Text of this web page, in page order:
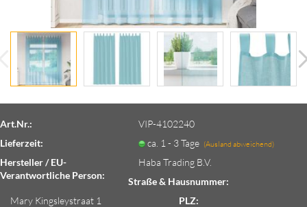
Art.Nr.:
VIP-4102240
Lieferzeit:
ca. 1 - 3 Tage (Ausland abweichend)
Hersteller / EU-
Verantwortliche Person:
Haba Trading B.V.
Straße & Hausnummer:
Mary Kingsleystraat 1
PLZ: